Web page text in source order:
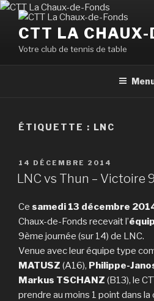
Aller
contenu
principal
CTT LA CHAUX-
Votre club de tennis de table
ÉTIQUETTE : LNC
PUBLIÉ
LE
14 DÉCEMBRE 2014
LNC vs Thun – Victoire 9
Ce samedi 13 décembre
Chaux-de-Fonds recevait l’
9ème journée (sur 14) de LNC.
Venue avec leur équipe type
MATUSZ (A16), Philippe-
Markus TSCHANZ (B13), le
prendre au moins 1 point dans